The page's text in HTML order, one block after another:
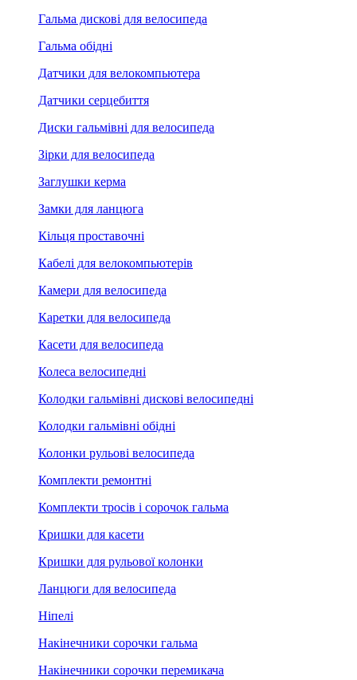
Гальма дискові для велосипеда
Гальма обідні
Датчики для велокомпьютера
Датчики серцебиття
Диски гальмівні для велосипеда
Зірки для велосипеда
Заглушки керма
Замки для ланцюга
Кільця проставочні
Кабелі для велокомпьютерів
Камери для велосипеда
Каретки для велосипеда
Касети для велосипеда
Колеса велосипедні
Колодки гальмівні дискові велосипедні
Колодки гальмівні обідні
Колонки рульові велосипеда
Комплекти ремонтні
Комплекти тросів і сорочок гальма
Кришки для касети
Кришки для рульової колонки
Ланцюги для велосипеда
Ніпелі
Накінечники сорочки гальма
Накінечники сорочки перемикача